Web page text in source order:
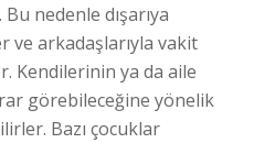
nedenle dışarıya
ve arkadaşlarıyla vakit
Kendilerinin ya da aile
görebileceğine yönelik
Bazı çocuklar